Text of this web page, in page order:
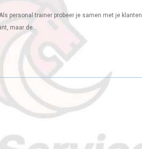
Als personal trainer probeer je samen met je klanten
maar de...